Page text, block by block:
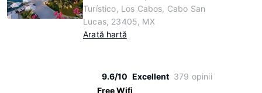
Turístico, Los Cabos, Cabo San
Lucas, 23405, MX
Arată hartă
9.6/10 Excellent 379 opinii
Free Wifi